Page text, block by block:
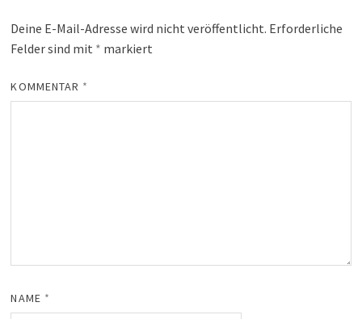
Deine E-Mail-Adresse wird nicht veröffentlicht. Erforderliche
Felder sind mit * markiert
KOMMENTAR *
NAME *